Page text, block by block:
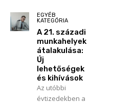
EGYÉB
KATEGÓRIA
A 21. századi
munkahelyek
átalakulása:
Új
lehetőségek
és kihívások
Az utóbbi
évtizedekben a